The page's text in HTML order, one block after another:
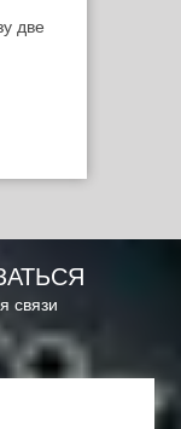
две
связи